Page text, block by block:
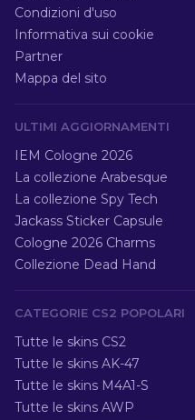
Condizioni d'uso
Informativa sui cookie
Partner
Mappa del sito
ULTIMI AGGIORNAMENTI
IEM Cologne 2026
La collezione Arabesque
La collezione Spy Tech
Jackass Sticker Capsule
Cologne 2026 Charms
Collezione Dead Hand
CATEGORIE CS2 POPOLARI
Tutte le skins CS2
Tutte le skins AK-47
Tutte le skins M4A1-S
Tutte le skins AWP